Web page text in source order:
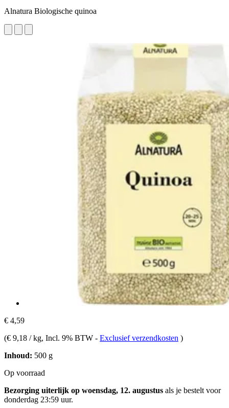
Alnatura Biologische quinoa
€ 4,59
(€ 9,18 / kg, Incl. 9% BTW - Exclusief verzendkosten )
Inhoud: 500 g
Op voorraad
Bezorging uiterlijk op woensdag, 12. augustus als je bestelt voor
donderdag 23:59 uur.